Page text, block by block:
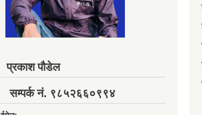
प्रकाश पौडेल
सम्पर्क नं. ९८५२६६०९९४